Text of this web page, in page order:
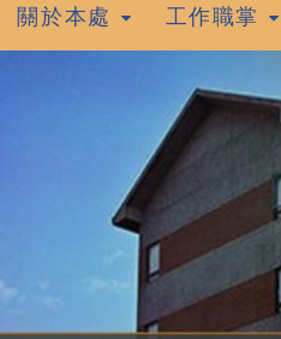
關於本處 工作職掌